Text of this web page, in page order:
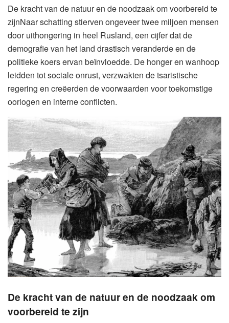
De kracht van de natuur en de noodzaak om voorbereid te
zijnNaar schatting stierven ongeveer twee miljoen mensen
door uithongering in heel Rusland, een cijfer dat de
demografie van het land drastisch veranderde en de
politieke koers ervan beïnvloedde. De honger en wanhoop
leidden tot sociale onrust, verzwakten de tsaristische
regering en creëerden de voorwaarden voor toekomstige
oorlogen en interne conflicten.
De kracht van de natuur en de noodzaak om
voorbereid te zijn